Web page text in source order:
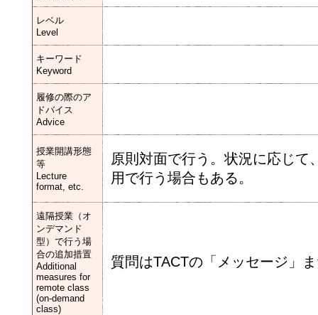
レベル
Level
キーワード
Keyword
履修の際のア
ドバイス
Advice
授業開講形態
等
Lecture
format, etc.
原則対面で行う。状況に応じて
用で行う場合もある。
遠隔授業（オ
ンデマンド
型）で行う場
合の追加措置
Additional
measures for
remote class
(on-demand
class)
質問はTACTの「メッセージ」